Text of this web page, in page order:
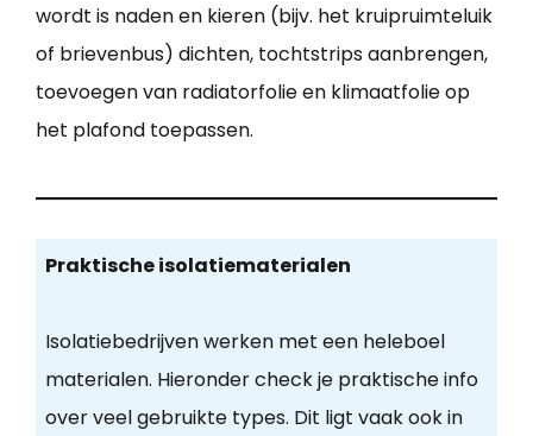
wordt is naden en kieren (bijv. het kruipruimteluik
of brievenbus) dichten, tochtstrips aanbrengen,
toevoegen van radiatorfolie en klimaatfolie op
het plafond toepassen.
Praktische isolatiematerialen
Isolatiebedrijven werken met een heleboel
materialen. Hieronder check je praktische info
over veel gebruikte types. Dit ligt vaak ook in